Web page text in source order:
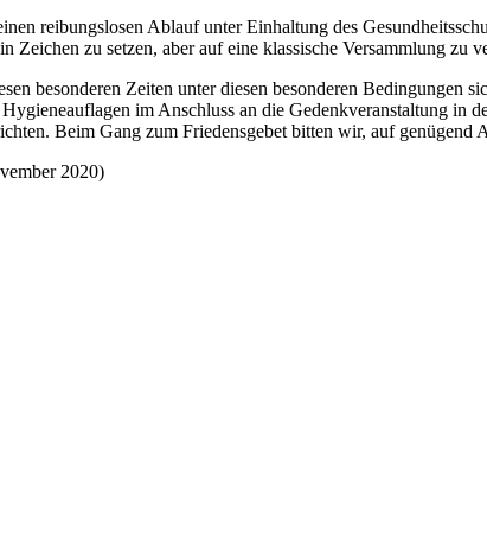
reibungslosen Ablauf unter Einhaltung des
Zeichen zu setzen, aber auf eine klassische Versammlung zu
besonderen Zeiten unter diesen besonderen Bedingungen
im Anschluss an die Gedenkveranstaltung in
Beim Gang zum Friedensgebet bitten wir, auf genügend
2020)